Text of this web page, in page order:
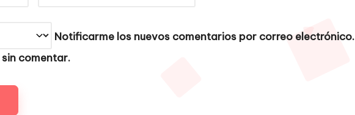
Notificarme los nuevos comentarios por correo electrónico.
sin comentar.